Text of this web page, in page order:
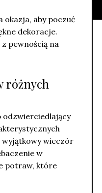
okazja, aby poczuć
dekoracje.
pewnością na
różnych
odzwierciedlający
wyjątkowy wieczór
w
potraw, które